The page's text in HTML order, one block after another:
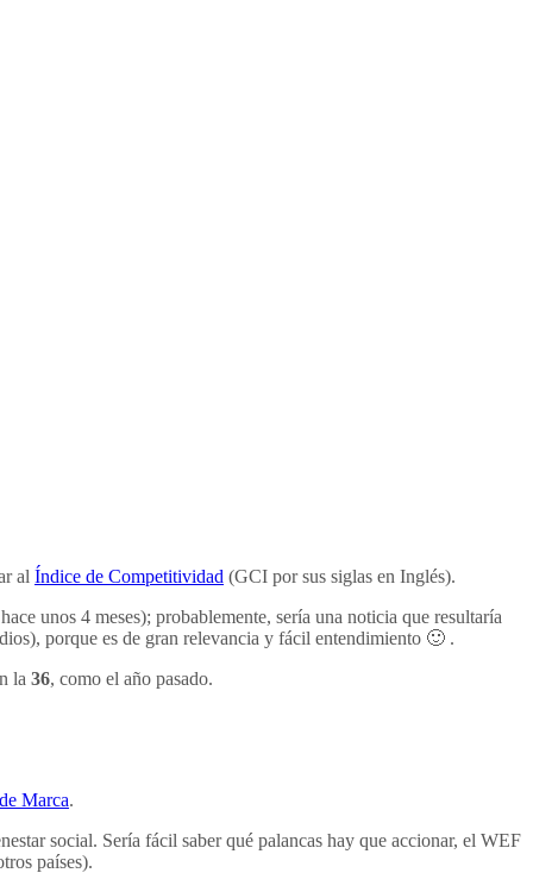
al Índice de Competitividad (GCI por sus siglas en Inglés).
unos 4 meses); probablemente, sería una noticia que resultaría
porque es de gran relevancia y fácil entendimiento 🙂 .
la 36, como el año pasado.
Marca.
social. Sería fácil saber qué palancas hay que accionar, el WEF
países).